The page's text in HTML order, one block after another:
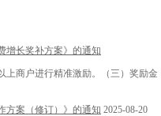
增长奖补方案》的通知
上商户进行精准激励。（三）奖励金
方案（修订）》的通知 2025-08-20